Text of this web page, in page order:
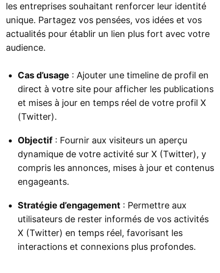
les entreprises souhaitant renforcer leur identité
unique. Partagez vos pensées, vos idées et vos
actualités pour établir un lien plus fort avec votre
audience.
Cas d’usage : Ajouter une timeline de profil en
direct à votre site pour afficher les publications
et mises à jour en temps réel de votre profil X
(Twitter).
Objectif : Fournir aux visiteurs un aperçu
dynamique de votre activité sur X (Twitter), y
compris les annonces, mises à jour et contenus
engageants.
Stratégie d’engagement : Permettre aux
utilisateurs de rester informés de vos activités
X (Twitter) en temps réel, favorisant les
interactions et connexions plus profondes.